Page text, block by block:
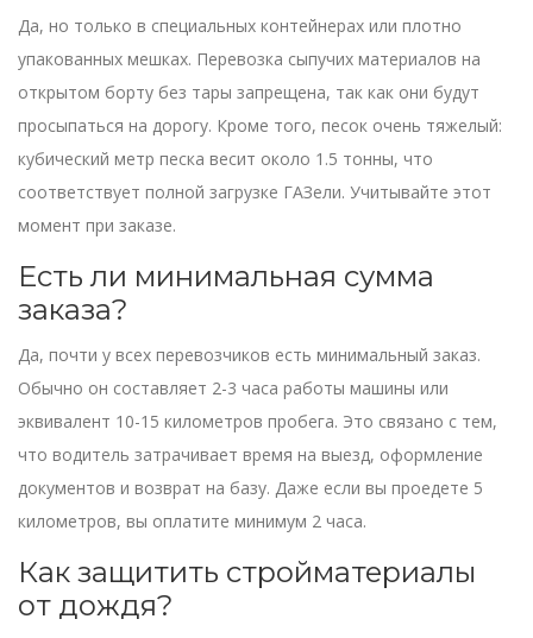
Да, но только в специальных контейнерах или плотно
упакованных мешках. Перевозка сыпучих материалов на
открытом борту без тары запрещена, так как они будут
просыпаться на дорогу. Кроме того, песок очень тяжелый:
кубический метр песка весит около 1.5 тонны, что
соответствует полной загрузке ГАЗели. Учитывайте этот
момент при заказе.
Есть ли минимальная сумма
заказа?
Да, почти у всех перевозчиков есть минимальный заказ.
Обычно он составляет 2-3 часа работы машины или
эквивалент 10-15 километров пробега. Это связано с тем,
что водитель затрачивает время на выезд, оформление
документов и возврат на базу. Даже если вы проедете 5
километров, вы оплатите минимум 2 часа.
Как защитить стройматериалы
от дождя?